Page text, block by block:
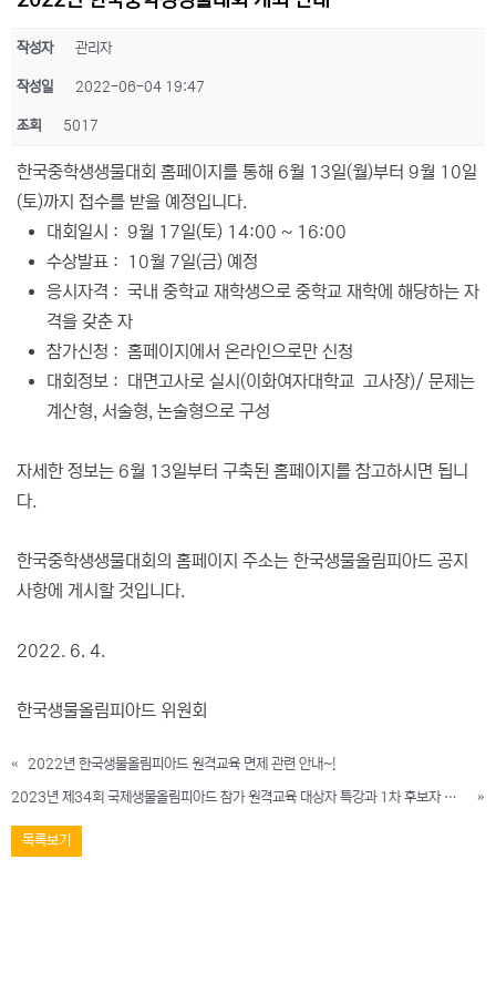
작성자 관리자
작성일 2022-06-04 19:47
조회 5017
한국중학생생물대회 홈페이지를 통해 6월 13일(월)부터 9월 10일
(토)까지 접수를 받을 예정입니다.
대회일시 : 9월 17일(토) 14:00 ~ 16:00
수상발표 : 10월 7일(금) 예정
응시자격 : 국내 중학교 재학생으로 중학교 재학에 해당하는 자
격을 갖춘 자
참가신청 : 홈페이지에서 온라인으로만 신청
대회정보 : 대면고사로 실시(이화여자대학교 고사장)/ 문제는
계산형, 서술형, 논술형으로 구성
자세한 정보는 6월 13일부터 구축된 홈페이지를 참고하시면 됩니
다.
한국중학생생물대회의 홈페이지 주소는 한국생물올림피아드 공지
사항에 게시할 것입니다.
2022. 6. 4.
한국생물올림피아드 위원회
« 2022년 한국생물올림피아드 원격교육 면제 관련 안내~!
2023년 제34회 국제생물올림피아드 참가 원격교육 대상자 특강과 1차 후보자 선발고사 안내
»
목록보기